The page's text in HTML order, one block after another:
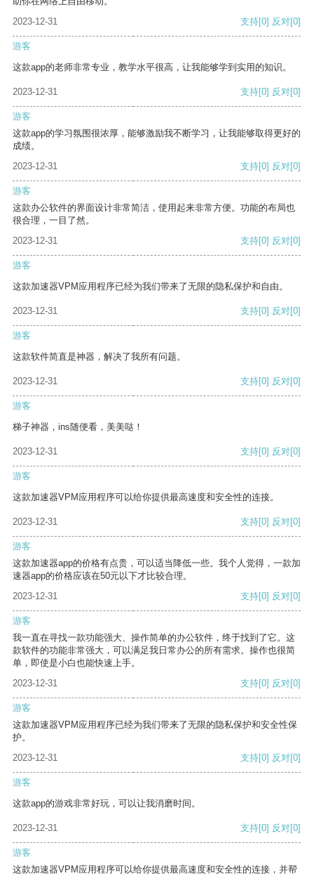
2023-12-31
支持[0] 反对[0]
游客
这款app的老师非常专业，教学水平很高，让我能够学到实用的知识。
2023-12-31 支持[0] 反对[0]
游客
这款app的学习氛围很浓厚，能够激励我不断学习，让我能够取得更好的
成绩。
2023-12-31
支持[0] 反对[0]
游客
这款办公软件的界面设计非常简洁，使用起来非常方便。功能的布局也
很合理，一目了然。
2023-12-31
支持[0] 反对[0]
游客
这款加速器VPM应用程序已经为我们带来了无限的隐私保护和自由。
2023-12-31 支持[0] 反对[0]
游客
这款软件简直是神器，解决了我所有问题。
2023-12-31 支持[0] 反对[0]
游客
梯子神器，ins随便看，美美哒！
2023-12-31 支持[0] 反对[0]
游客
这款加速器VPM应用程序可以给你提供最高速度和安全性的连接。
2023-12-31 支持[0] 反对[0]
游客
这款加速器app的价格有点贵，可以适当降低一些。我个人觉得，一款加
速器app的价格应该在50元以下才比较合理。
2023-12-31
支持[0] 反对[0]
游客
我一直在寻找一款功能强大、操作简单的办公软件，终于找到了它。这
款软件的功能非常强大，可以满足我日常办公的所有需求。操作也很简
单，即使是小白也能快速上手。
2023-12-31
支持[0] 反对[0]
游客
这款加速器VPM应用程序已经为我们带来了无限的隐私保护和安全性保
护。
2023-12-31
支持[0] 反对[0]
游客
这款app的游戏非常好玩，可以让我消磨时间。
2023-12-31 支持[0] 反对[0]
游客
这款加速器VPM应用程序可以给你提供最高速度和安全性的连接，并帮